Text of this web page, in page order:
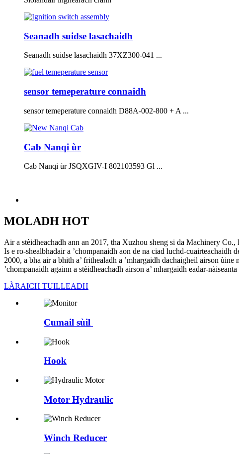
Seanadh suidse lasachaidh
Seanadh suidse lasachaidh 37XZ300-041 ...
sensor temeperature connaidh
sensor temeperature connaidh D88A-002-800 + A ...
Cab Nanqi ùr
Cab Nanqi ùr JSQXGIV-I 802103593 Gl ...
MOLADH HOT
Air a stèidheachadh ann an 2017, tha Xuzhou sheng si da Machinery
Is e ro-shealbhadair a ’chompanaidh aon de na ciad luchd-
2000, a bha air a bhith a’ frithealadh a ’mhargaidh dachaigheil airson
’chompanaidh againn a stèidheachadh airson a’ mhargaidh eadar-
LÀRAICH TUILLEADH
Cumail sùil
Hook
Motor Hydraulic
Winch Reducer